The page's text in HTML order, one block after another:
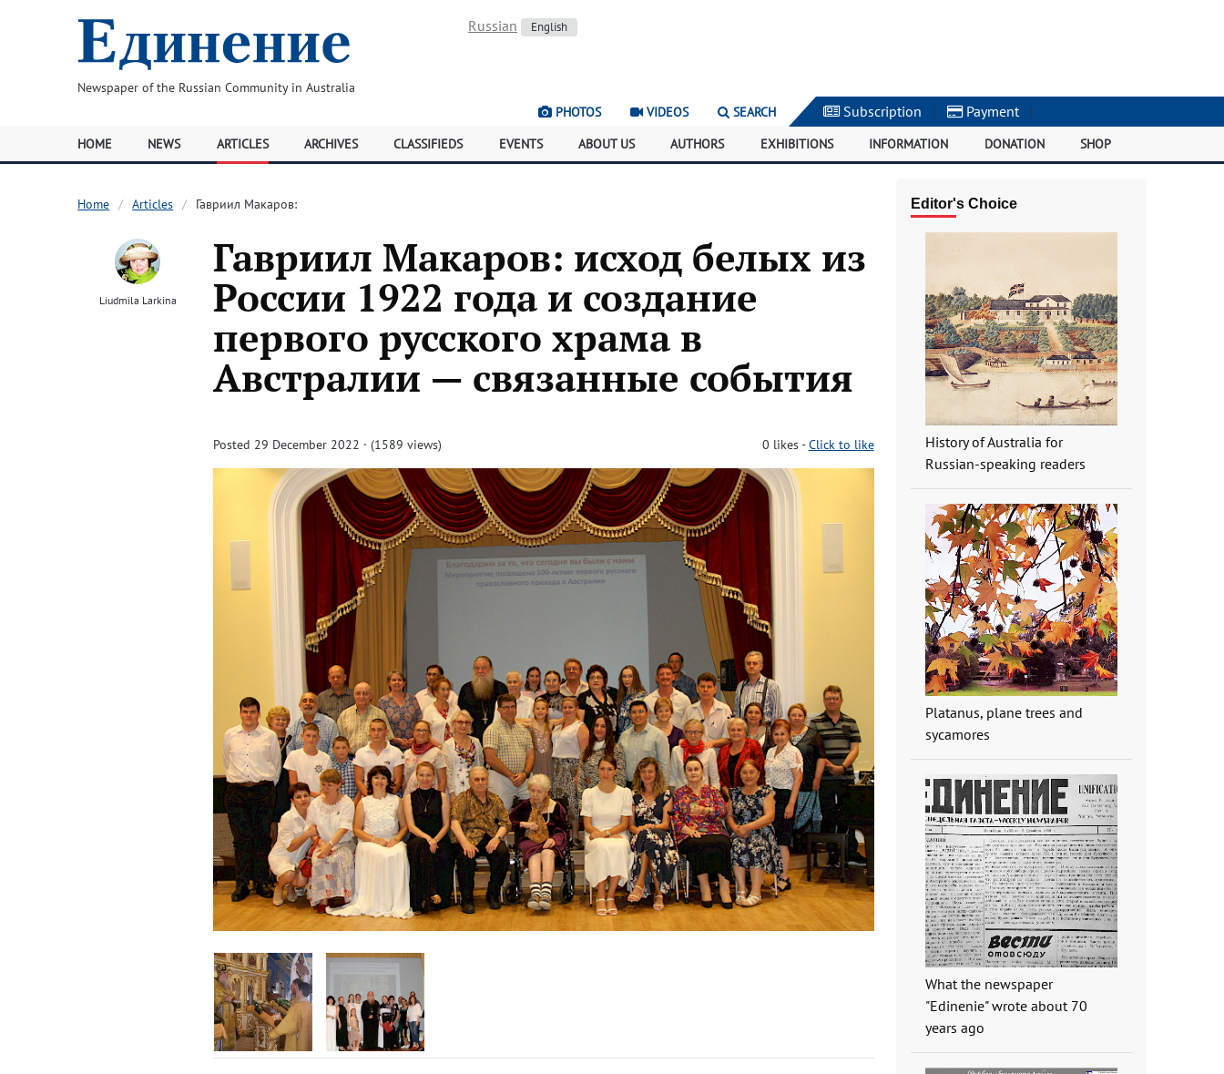
Newspaper of the Russian Community in Australia
Russian English
PHOTOS VIDEOS SEARCH Subscription | Payment |
HOME NEWS ARTICLES ARCHIVES CLASSIFIEDS EVENTS ABOUT US AUTHORS EXHIBITIONS INFORMATION DONATION SHOP
Home Articles Гавриил Макаров:
Liudmila Larkina
Гавриил Макаров: исход белых из
России 1922 года и создание
первого русского храма в
Австралии — связанные события
Posted 29 December 2022 · (1589 views) 0 likes-Click to like
Editor's Choice
History of Australia for
Russian-speaking readers
Platanus, plane trees and
sycamores
What the newspaper
"Edinenie" wrote about 70
years ago